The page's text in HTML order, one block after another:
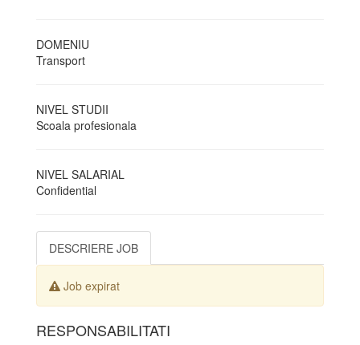
DOMENIU
Transport
NIVEL STUDII
Scoala profesionala
NIVEL SALARIAL
Confidential
DESCRIERE JOB
Job expirat
RESPONSABILITATI